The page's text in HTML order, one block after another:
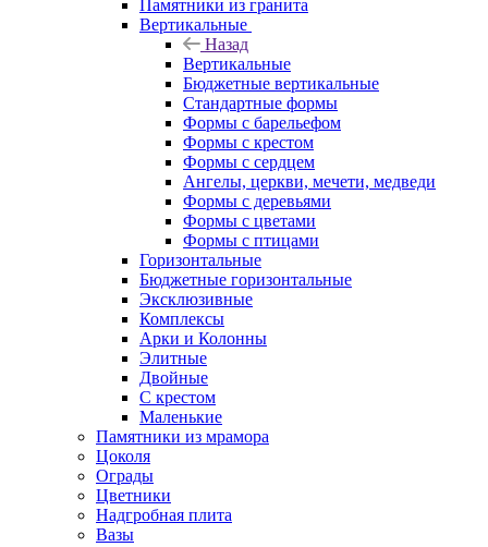
Памятники из гранита
Вертикальные
Назад
Вертикальные
Бюджетные вертикальные
Стандартные формы
Формы с барельефом
Формы с крестом
Формы с сердцем
Ангелы, церкви, мечети, медведи
Формы с деревьями
Формы с цветами
Формы с птицами
Горизонтальные
Бюджетные горизонтальные
Эксклюзивные
Комплексы
Арки и Колонны
Элитные
Двойные
С крестом
Маленькие
Памятники из мрамора
Цоколя
Ограды
Цветники
Надгробная плита
Вазы